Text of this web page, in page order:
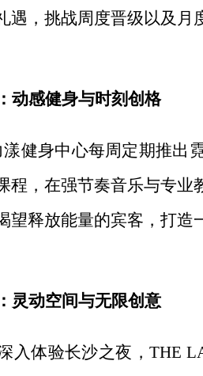
遇，挑战周度晋级以及月
动感健身与时刻创格
漾健身中心每周定期推出
程，在强节奏音乐与专
望释放能量的宾客，打造
灵动空间与无限创意
入体验长沙之夜，THE